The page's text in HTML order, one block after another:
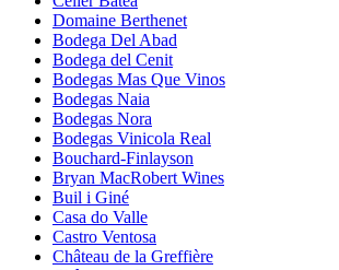
Domaine Berthenet
Bodega Del Abad
Bodega del Cenit
Bodegas Mas Que Vinos
Bodegas Naia
Bodegas Nora
Bodegas Vinicola Real
Bouchard-Finlayson
Bryan MacRobert Wines
Buil i Giné
Casa do Valle
Castro Ventosa
Château de la Greffière